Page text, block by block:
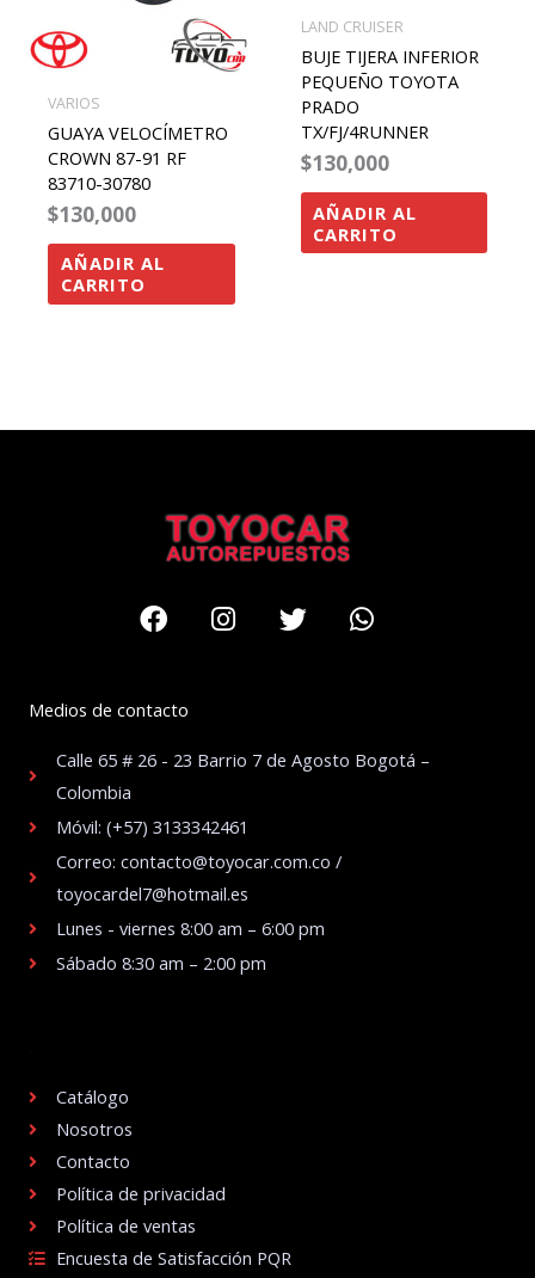
VARIOS
GUAYA VELOCÍMETRO
CROWN 87-91 RF
83710-30780
$130,000
AÑADIR AL
CARRITO
LAND CRUISER
BUJE TIJERA INFERIOR
PEQUEÑO TOYOTA
PRADO
TX/FJ/4RUNNER
$130,000
AÑADIR AL
CARRITO
FacebookInstagram
TwitterWhatsapp
Medios de contacto
Calle 65 # 26 - 23 Barrio 7 de Agosto Bogotá –
Colombia
Móvil: (+57) 3133342461
Correo: contacto@toyocar.com.co /
toyocardel7@hotmail.es
Lunes - viernes 8:00 am – 6:00 pm
Sábado 8:30 am – 2:00 pm
Catálogo
Nosotros
Contacto
Política de privacidad
Política de ventas
Encuesta de Satisfacción PQR